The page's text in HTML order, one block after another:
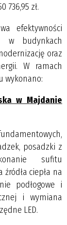
736,95 zł.
efektywności
w budynkach
oraz
W ramach
wykonano:
w Majdanie
posadzki z
sufitu
ciepła na
podłogowe i
i wymiana
LED.